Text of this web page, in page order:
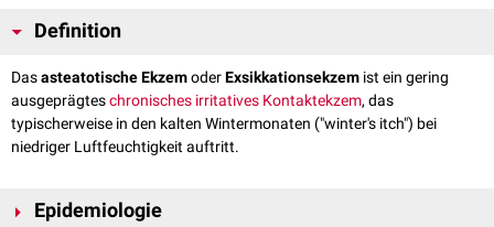
Definition
Dasasteatotische EkzemoderExsikkationsekzem ist ein gering
ausgeprägteschronisches irritatives Kontaktekzem, das
typischerweise in den kalten Wintermonaten ("winter's itch") bei
niedriger Luftfeuchtigkeit auftritt.
Epidemiologie